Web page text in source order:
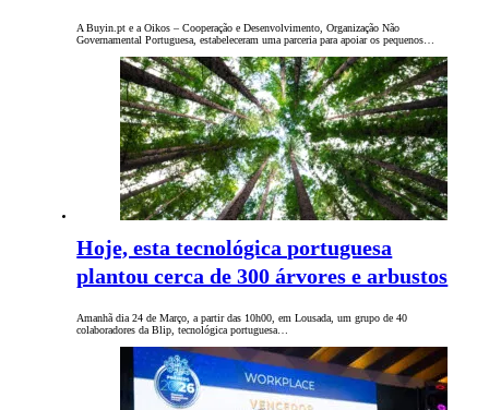
A Buyin.pt e a Oikos – Cooperação e Desenvolvimento, Organização Não
Governamental Portuguesa, estabeleceram uma parceria para apoiar os pequenos…
Hoje, esta tecnológica portuguesa
plantou cerca de 300 árvores e arbustos
Amanhã dia 24 de Março, a partir das 10h00, em Lousada, um grupo de 40
colaboradores da Blip, tecnológica portuguesa…